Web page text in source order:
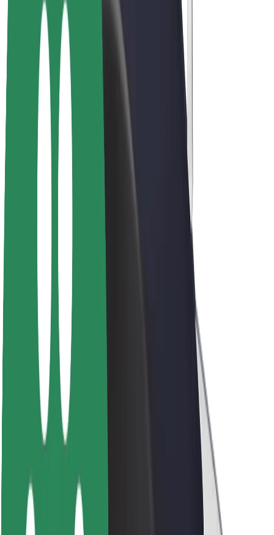
E-velosipēdi
Bolt Plus
Gūsti ieņēmumus ar Bolt
Autovadītāji
Autovadītāja ieņēmumi
Kurjeri
Kurjerpartnera ieņēmumi
Bolt Food tirgotāji
Bolt ilgtspējība
Project Zero
Blogs
Ziņu telpa
Zīmola vadlīnijas
Misija
Attiecības ar investoriem
Vadība
Mediji
Pilsētvides fonds
Drošība